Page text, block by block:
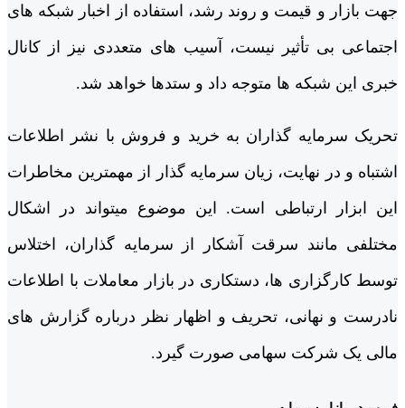
جهت بازار و قیمت و روند رشد، استفاده از اخبار شبکه های
اجتماعی بی تأثیر نیست، آسیب های متعددی نیز از کانال
خبری این شبکه ها متوجه داد و ستدها خواهد شد.
تحریک سرمایه گذاران به خرید و فروش با نشر اطلاعات
اشتباه و در نهایت، زیان سرمایه گذار از مهم­ترین مخاطرات
این ابزار ارتباطی است. این موضوع می­تواند در اشکال
مختلفی مانند سرقت آشکار از سرمایه گذاران، اختلاس
توسط کارگزاری­ ها، دستکاری در بازار معاملات با اطلاعات
نادرست و نهانی، تحریف و اظهار نظر درباره گزارش ­های
مالی یک شرکت سهامی صورت گیرد.